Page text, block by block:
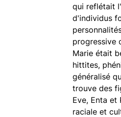
qui reflétait
d'individus
progressive
Marie était
hittites,
généralisé
trouve des
Eve, Enta
raciale et